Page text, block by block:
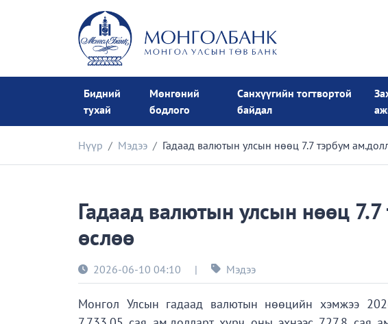
Бидний
тухай
Мөнгөний
бодлого
Санхүүгийн тогтвортой
байдал
Нүүр Мэдээ Гадаад валютын улсын нөөц 7.7 тэрбум
Гадаад валютын улсын нөөц
өслөө
2026-06-10 04:10 | Мэдээ
Монгол Улсын гадаад валютын нөөцийн хэмжээ